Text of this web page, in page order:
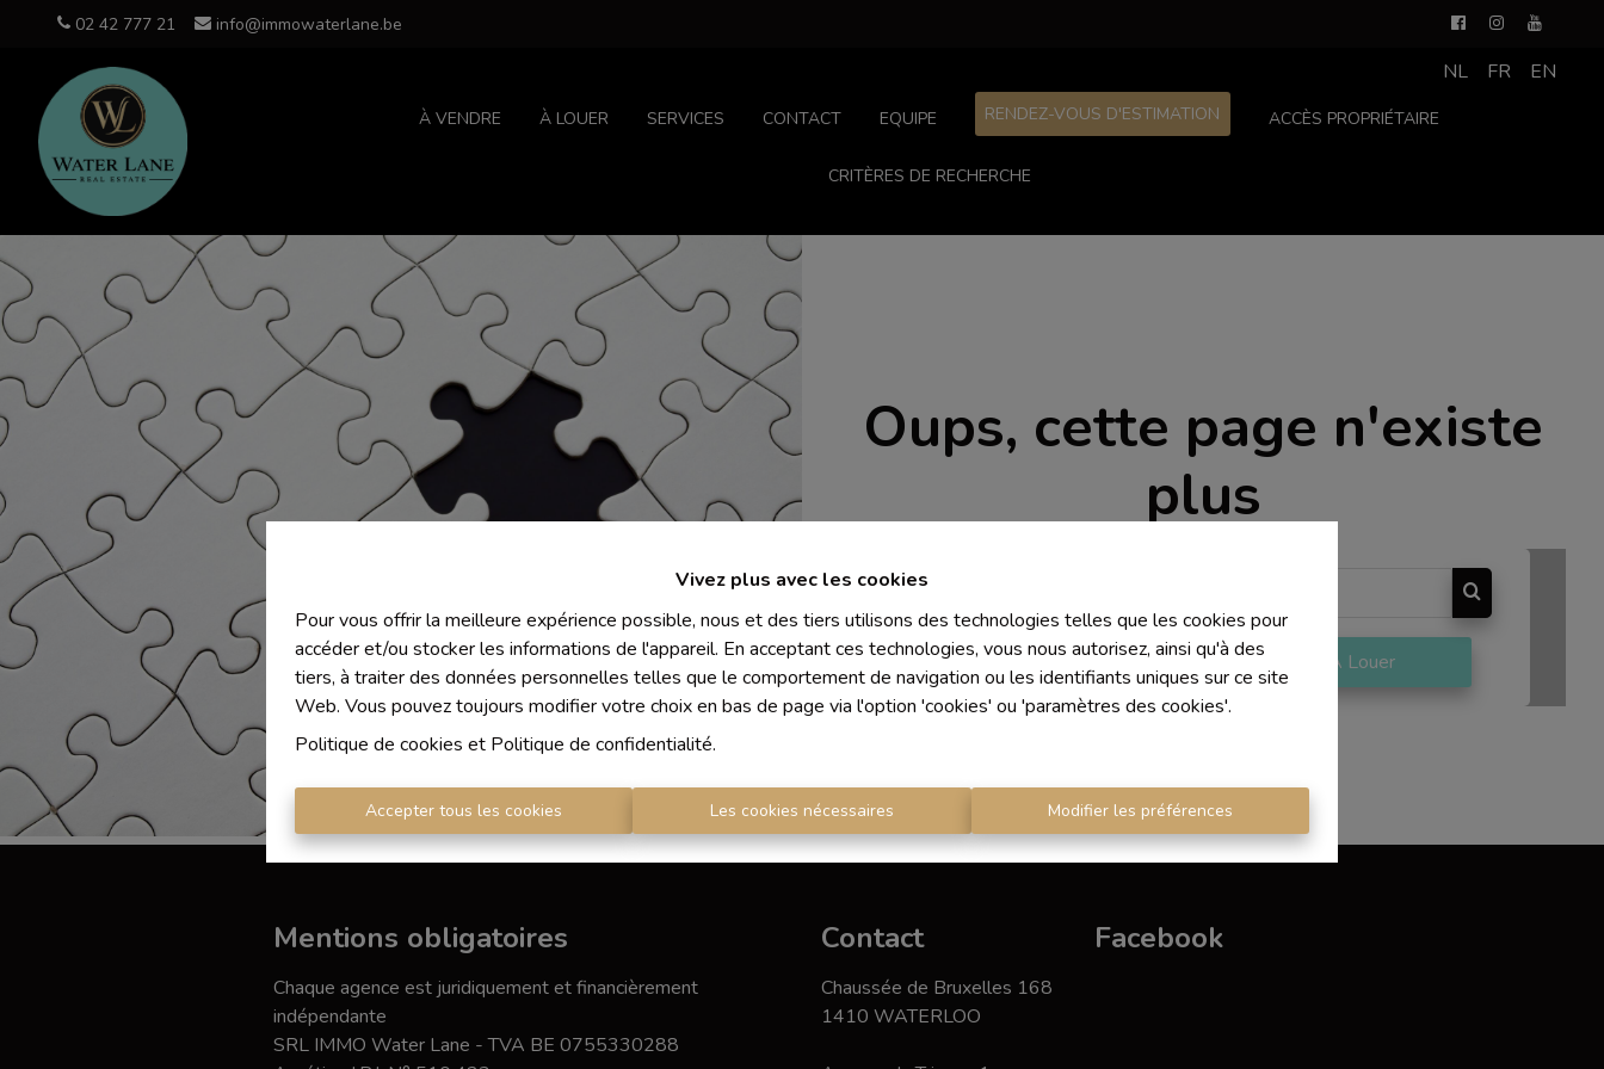
Vivez plus avec les cookies
Pour vous offrir la meilleure expérience possible, nous et des tiers utilisons des technologies telles que les cookies pour
accéder et/ou stocker les informations de l'appareil. En acceptant ces technologies, vous nous autorisez, ainsi qu'à des
tiers, à traiter des données personnelles telles que le comportement de navigation ou les identifiants uniques sur ce site
Web. Vous pouvez toujours modifier votre choix en bas de page via l'option 'cookies' ou 'paramètres des cookies'.
Politique de cookies et Politique de confidentialité.
Accepter tous les cookies Les cookies nécessaires Modifier les préférences
02 42 777 21 info@immowaterlane.be
À VENDRE À LOUER SERVICES CONTACT EQUIPE RENDEZ-VOUS D'ESTIMATION ACCÈS PROPRIÉTAIRE
CRITÈRES DE RECHERCHE
NL FR EN
Oups, cette page n'existe
plus
À Vendre À Louer
Mentions obligatoires
Chaque agence est juridiquement et financièrement
indépendante
SRL IMMO Water Lane - TVA BE 0755330288
Contact
Chaussée de Bruxelles 168
1410 WATERLOO
Facebook